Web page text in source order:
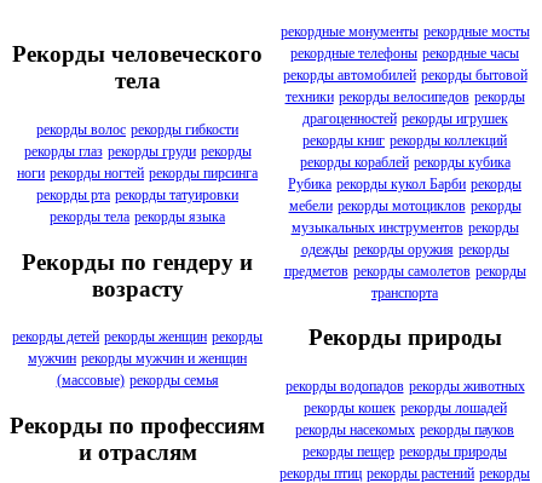
Рекорды человеческого
тела
рекорды волос рекорды гибкости
рекорды глаз рекорды груди рекорды
ноги рекорды ногтей рекорды пирсинга
рекорды рта рекорды татуировки
рекорды тела рекорды языка
Рекорды по гендеру и
возрасту
рекорды детей рекорды женщин рекорды
мужчин рекорды мужчин и женщин
(массовые) рекорды семья
Рекорды по профессиям
и отраслям
рекордные монументы рекордные мосты
рекордные телефоны рекордные часы
рекорды автомобилей рекорды бытовой
техники рекорды велосипедов рекорды
драгоценностей рекорды игрушек
рекорды книг рекорды коллекций
рекорды кораблей рекорды кубика
Рубика рекорды кукол Барби рекорды
мебели рекорды мотоциклов рекорды
музыкальных инструментов рекорды
одежды рекорды оружия рекорды
предметов рекорды самолетов рекорды
транспорта
Рекорды природы
рекорды водопадов рекорды животных
рекорды кошек рекорды лошадей
рекорды насекомых рекорды пауков
рекорды пещер рекорды природы
рекорды птиц рекорды растений рекорды